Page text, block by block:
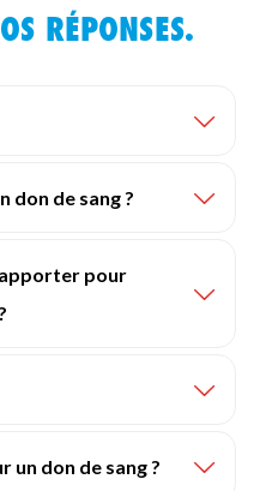
RÉPONSES.
don de sang ?
pour
un don de sang ?